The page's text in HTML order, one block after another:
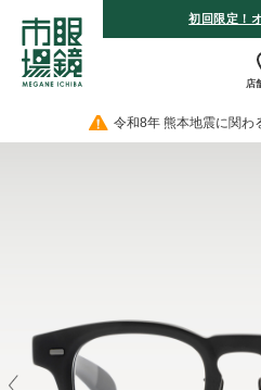
初回限定！
店
令和8年 熊本地震に関わ